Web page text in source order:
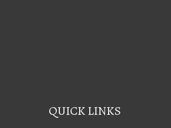
QUICK LINKS